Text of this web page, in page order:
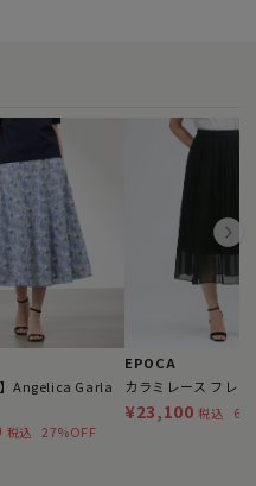
】Angelica Garla
税込 27%OFF
EPOCA
カラミレース フレ
¥23,100 税込